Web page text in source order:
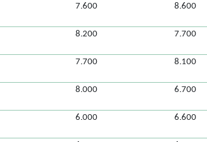
7.600 8.600
8.200 7.700
7.700 8.100
8.000 6.700
6.000 6.600